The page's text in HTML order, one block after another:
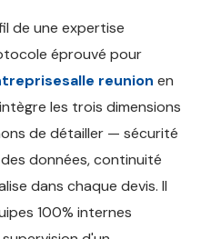
de une expertise
éprouvé pour
reunion en
les trois dimensions
de détailler — sécurité
données, continuité
dans chaque devis. Il
100% internes